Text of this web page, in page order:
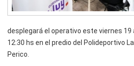
desplegará el operativo este viernes 19
12:30 hs en el predio del Polideportivo
Perico.